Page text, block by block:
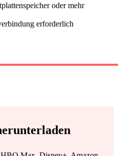
oder mehr
erforderlich